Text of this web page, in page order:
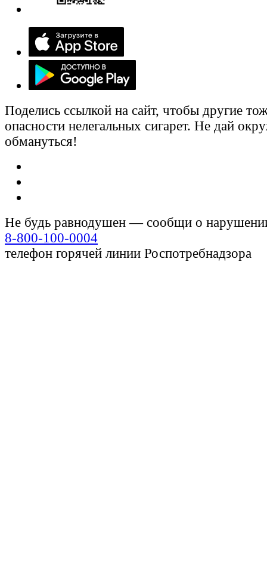
Поделись ссылкой на сайт, чтобы другие
опасности нелегальных сигарет. Не дай
обмануться!
Не будь равнодушен — сообщи о
8-800-100-0004
телефон горячей линии Роспотребнадзора